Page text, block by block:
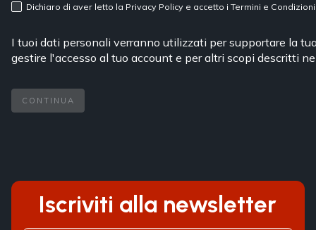
Dichiaro di aver letto la Privacy Policye accetto i Termini e
I tuoi dati personali verranno utilizzati per supportare la
gestire l'accesso al tuo account e per altri scopi descritti
CONTINUA
Iscriviti alla newsletter